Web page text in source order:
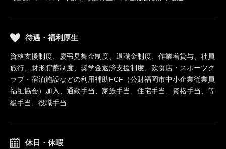
待遇・福利厚生
資格支援制度、慶弔見舞金制度、退職金制度、作業着貸与、社員
旅行、財形貯蓄制度、奨学金返済支援制度、飲食店・スポーツク
ラブ・宿泊施設などの利用補助FCF（公財福岡市中小企業従業員
福祉協会）加入、通勤手当、家族手当、住宅手当、資格手当、等
級手当、役職手当
休日・休暇